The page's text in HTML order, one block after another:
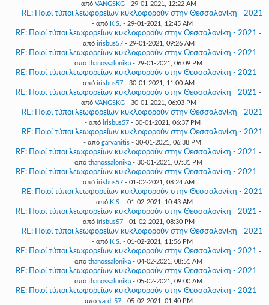
από VANGSKG- 29-01-2021, 12:22 AM
RE: Ποιοί τύποι λεωφορείων κυκλοφορούν στην Θεσσαλονίκη - 2021
- από K.S. - 29-01-2021, 12:45 AM
RE: Ποιοί τύποι λεωφορείων κυκλοφορούν στην Θεσσαλονίκη - 2021 -
από irisbus57- 29-01-2021, 09:26 AM
RE: Ποιοί τύποι λεωφορείων κυκλοφορούν στην Θεσσαλονίκη - 2021 -
από thanossalonika - 29-01-2021, 06:09 PM
RE: Ποιοί τύποι λεωφορείων κυκλοφορούν στην Θεσσαλονίκη - 2021 -
από irisbus57- 30-01-2021, 11:00 AM
RE: Ποιοί τύποι λεωφορείων κυκλοφορούν στην Θεσσαλονίκη - 2021 -
από VANGSKG- 30-01-2021, 06:03 PM
RE: Ποιοί τύποι λεωφορείων κυκλοφορούν στην Θεσσαλονίκη - 2021
- από irisbus57- 30-01-2021, 06:37 PM
RE: Ποιοί τύποι λεωφορείων κυκλοφορούν στην Θεσσαλονίκη - 2021
- από garvanitis - 30-01-2021, 06:38 PM
RE: Ποιοί τύποι λεωφορείων κυκλοφορούν στην Θεσσαλονίκη - 2021 -
από thanossalonika - 30-01-2021, 07:31 PM
RE: Ποιοί τύποι λεωφορείων κυκλοφορούν στην Θεσσαλονίκη - 2021 -
από irisbus57- 01-02-2021, 08:24 AM
RE: Ποιοί τύποι λεωφορείων κυκλοφορούν στην Θεσσαλονίκη - 2021
- από K.S. - 01-02-2021, 10:43 AM
RE: Ποιοί τύποι λεωφορείων κυκλοφορούν στην Θεσσαλονίκη - 2021 -
από irisbus57- 01-02-2021, 08:30 PM
RE: Ποιοί τύποι λεωφορείων κυκλοφορούν στην Θεσσαλονίκη - 2021
- από K.S. - 01-02-2021, 11:56 PM
RE: Ποιοί τύποι λεωφορείων κυκλοφορούν στην Θεσσαλονίκη - 2021 -
από thanossalonika - 04-02-2021, 08:51 AM
RE: Ποιοί τύποι λεωφορείων κυκλοφορούν στην Θεσσαλονίκη - 2021 -
από thanossalonika - 05-02-2021, 09:00 AM
RE: Ποιοί τύποι λεωφορείων κυκλοφορούν στην Θεσσαλονίκη - 2021 -
από vard_57- 05-02-2021, 01:40 PM